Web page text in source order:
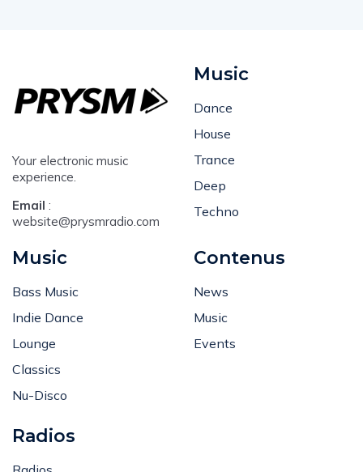
Your electronic music
experience.
Email :
website@prysmradio.com
Music
Dance
House
Trance
Deep
Techno
Music
Bass Music
Indie Dance
Lounge
Classics
Nu-Disco
Contenus
News
Music
Events
Radios